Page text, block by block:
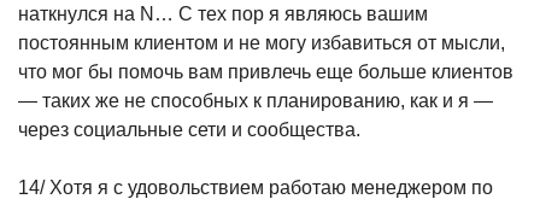
наткнулся на N… С тех пор я являюсь вашим
постоянным клиентом и не могу избавиться от мысли,
что мог бы помочь вам привлечь еще больше клиентов
— таких же не способных к планированию, как и я —
через социальные сети и сообщества.
14/ Хотя я с удовольствием работаю менеджером по